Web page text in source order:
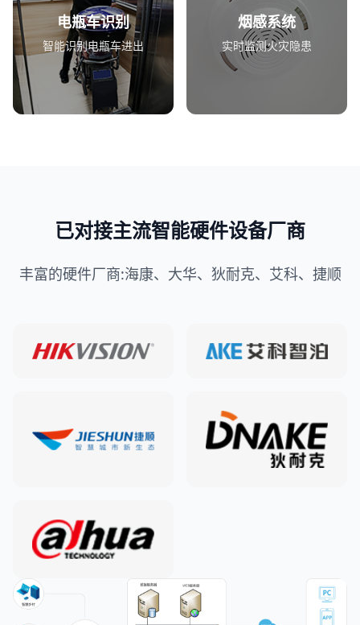
电瓶车识别
智能识别电瓶车进出
烟感系统
实时监测火灾隐患
已对接主流智能硬件设备厂商
丰富的硬件厂商:海康、大华、狄耐克、艾科、捷顺